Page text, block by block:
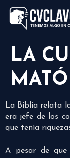
LA
La Biblia relata
era jefe de los
que tenía
A pesar de